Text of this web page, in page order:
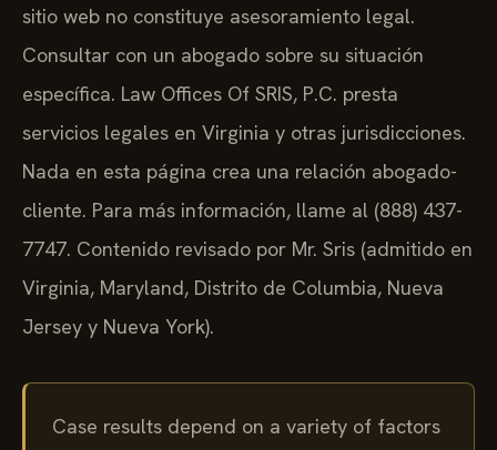
sitio web no constituye asesoramiento legal.
Consultar con un abogado sobre su situación
específica. Law Offices Of SRIS, P.C. presta
servicios legales en Virginia y otras jurisdicciones.
Nada en esta página crea una relación abogado-
cliente. Para más información, llame al (888) 437-
7747. Contenido revisado por Mr. Sris (admitido en
Virginia, Maryland, Distrito de Columbia, Nueva
Jersey y Nueva York).
Case results depend on a variety of factors